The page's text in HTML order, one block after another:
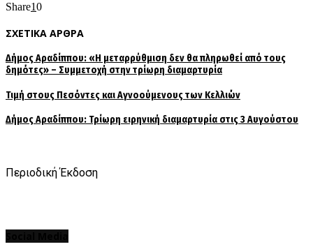
Share10
ΣΧΕΤΙΚΑ ΑΡΘΡΑ
Δήμος Αραδίππου: «Η μεταρρύθμιση δεν θα πληρωθεί από τους
δημότες» – Συμμετοχή στην τρίωρη διαμαρτυρία
Τιμή στους Πεσόντες και Αγνοούμενους των Κελλιών
Δήμος Αραδίππου: Τρίωρη ειρηνική διαμαρτυρία στις 3 Αυγούστου
Περιοδική Έκδοση